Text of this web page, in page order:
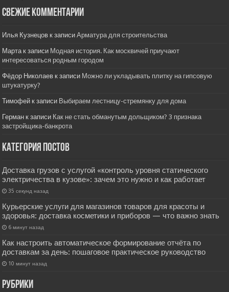
Свежие комментарии
Илья Кузнецов к записиАрматура для строительства
Марта к записи Модная история. Как москвичей приучают
интересоваться родным городом
Фёдор Николаев к записи Можно ли укладывать плитку на гипсовую
штукатурку?
Тимофей к записи Выбираем лестницу-стремянку для дома
Герман к записи Как не стать обманутым дольщиком? 3 признака
застройщика-банкрота
Категория постов
Доставка грузов с услугой «контроль уровня статического
электричества в кузове»: зачем это нужно и как работает
35 секунд назад
Курьерские услуги для магазинов товаров для красоты и
здоровья: доставка косметики и приборов — что важно знать
6 минут назад
Как настроить автоматическое формирование отчёта по
доставкам за день: пошаговое практическое руководство
10 минут назад
РУбрики